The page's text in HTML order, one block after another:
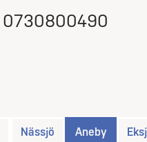
0730800490
Nässjö Aneby